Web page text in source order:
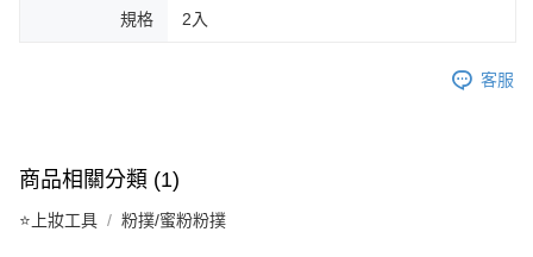
２．訂單成立數日內，您將收到繳費通知簡訊。
３．收到繳費通知簡訊後14天內，點擊此簡訊中的連結，可透過四大超商／
※ 請注意：結帳手續完成當下不需立刻繳費，但若您需要取消訂單，請聯絡
購買商品的店家。未經商家同意取消之訂單仍視為有效，需透過AFTEE先享
客戶支援中心」https://netprotections.freshdesk.com/support/home
【注意事項】
每筆NT$65，滿NT$499(含以上)免運費
每筆NT$65，滿NT$499(含以上)免運費
宅配
規格 2入
客服
商品相關分類 (1)
⭐上妝工具 粉撲/蜜粉粉撲